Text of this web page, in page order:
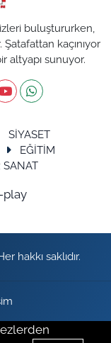
buluştururken,
kaçınıyor
altyapı sunuyor.
SİYASET
EĞİTİM
SANAT
hakkı saklıdır.